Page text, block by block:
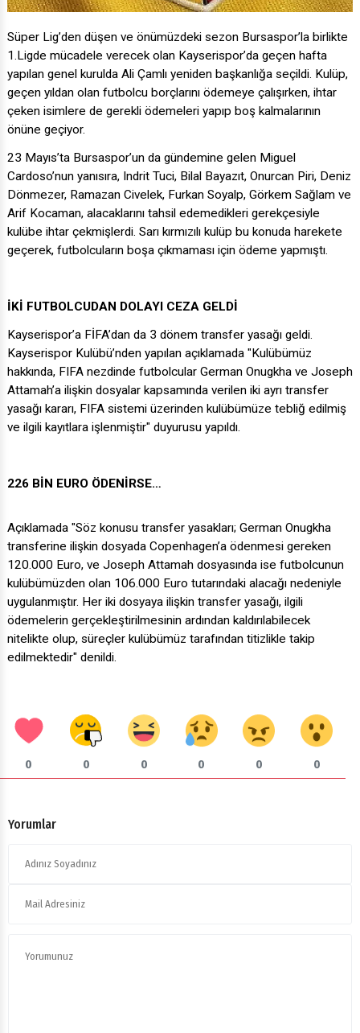
Süper Lig’den düşen ve önümüzdeki sezon Bursaspor’la birlikte
1.Ligde mücadele verecek olan Kayserispor’da geçen hafta
yapılan genel kurulda Ali Çamlı yeniden başkanlığa seçildi. Kulüp,
geçen yıldan olan futbolcu borçlarını ödemeye çalışırken, ihtar
çeken isimlere de gerekli ödemeleri yapıp boş kalmalarının
önüne geçiyor.
23 Mayıs’ta Bursaspor’un da gündemine gelen Miguel
Cardoso’nun yanısıra, Indrit Tuci, Bilal Bayazıt, Onurcan Piri, Deniz
Dönmezer, Ramazan Civelek, Furkan Soyalp, Görkem Sağlam ve
Arif Kocaman, alacaklarını tahsil edemedikleri gerekçesiyle
kulübe ihtar çekmişlerdi. Sarı kırmızılı kulüp bu konuda harekete
geçerek, futbolcuların boşa çıkmaması için ödeme yapmıştı.
İKİ FUTBOLCUDAN DOLAYI CEZA GELDİ
Kayserispor’a FİFA’dan da 3 dönem transfer yasağı geldi.
Kayserispor Kulübü’nden yapılan açıklamada "Kulübümüz
hakkında, FIFA nezdinde futbolcular German Onugkha ve Joseph
Attamah’a ilişkin dosyalar kapsamında verilen iki ayrı transfer
yasağı kararı, FIFA sistemi üzerinden kulübümüze tebliğ edilmiş
ve ilgili kayıtlara işlenmiştir" duyurusu yapıldı.
226 BİN EURO ÖDENİRSE…
Açıklamada "Söz konusu transfer yasakları; German Onugkha
transferine ilişkin dosyada Copenhagen’a ödenmesi gereken
120.000 Euro, ve Joseph Attamah dosyasında ise futbolcunun
kulübümüzden olan 106.000 Euro tutarındaki alacağı nedeniyle
uygulanmıştır. Her iki dosyaya ilişkin transfer yasağı, ilgili
ödemelerin gerçekleştirilmesinin ardından kaldırılabilecek
nitelikte olup, süreçler kulübümüz tarafından titizlikle takip
edilmektedir" denildi.
0 0 0 0 0 0
Yorumlar